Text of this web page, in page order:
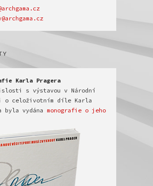
s výstavou v Národní
o celoživotním díle Karla
byla vydána monografie o jeho